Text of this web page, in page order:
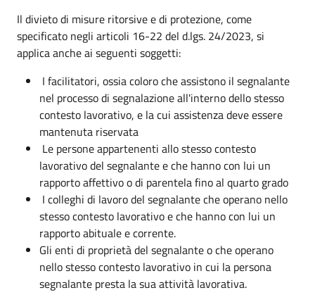
Il divieto di misure ritorsive e di protezione, come
specificato negli articoli 16-22 del d.lgs. 24/2023, si
applica anche ai seguenti soggetti:
I facilitatori, ossia coloro che assistono il segnalante
nel processo di segnalazione all'interno dello stesso
contesto lavorativo, e la cui assistenza deve essere
mantenuta riservata
Le persone appartenenti allo stesso contesto
lavorativo del segnalante e che hanno con lui un
rapporto affettivo o di parentela fino al quarto grado
I colleghi di lavoro del segnalante che operano nello
stesso contesto lavorativo e che hanno con lui un
rapporto abituale e corrente.
Gli enti di proprietà del segnalante o che operano
nello stesso contesto lavorativo in cui la persona
segnalante presta la sua attività lavorativa.